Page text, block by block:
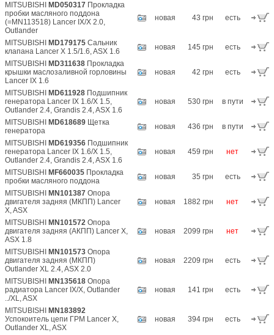
MITSUBISHI
MD050317 Прокладка
пробки масляного поддона
(=MN113518) Lancer IX/X 2.0,
Outlander
новая 43 грн есть
MITSUBISHI MD179175 Сальник
клапана Lancer X 1.5/1.6, ASX 1.6
новая 145 грн
есть
MITSUBISHI
MD311638 Прокладка
крышки маслозаливной горловины
Lancer IX 1.6
новая 42 грн есть
MITSUBISHI MD611928 Подшипник
генератора Lancer IX 1.6/X 1.5,
Outlander 2.4, Grandis 2.4, ASX 1.6
новая 530 грн в пути
MITSUBISHI MD618689 Щетка
генератора
новая 436 грн
в пути
MITSUBISHI
MD619356 Подшипник
генератора Lancer IX 1.6/X 1.5,
Outlander 2.4, Grandis 2.4, ASX 1.6
новая 459 грн нет
MITSUBISHI MF660035 Прокладка
пробки масляного поддона
новая 35 грн
есть
MITSUBISHI
MN101387 Опора
двигателя задняя (МКПП) Lancer
X, ASX
новая 1882 грн нет
MITSUBISHI MN101572 Опора
двигателя задняя (АКПП) Lancer X,
ASX 1.8
новая 2099 грн нет
MITSUBISHI MN101573 Опора
двигателя задняя (МКПП)
Outlander XL 2.4, ASX 2.0
новая 2209 грн есть
MITSUBISHI MN135618 Опора
радиатора Lancer IX/X, Outlander
../XL, ASX
новая 141 грн есть
MITSUBISHI
MN183892
Успокоитель цепи ГРМ Lancer X,
Outlander XL, ASX
новая 394 грн есть